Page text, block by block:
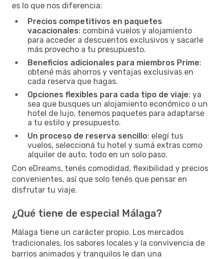
es lo que nos diferencia:
Precios competitivos en paquetes
vacacionales: combiná vuelos y alojamiento
para acceder a descuentos exclusivos y sacarle
más provecho a tu presupuesto.
Beneficios adicionales para miembros Prime:
obtené más ahorros y ventajas exclusivas en
cada reserva que hagas.
Opciones flexibles para cada tipo de viaje: ya
sea que busques un alojamiento económico o un
hotel de lujo, tenemos paquetes para adaptarse
a tu estilo y presupuesto.
Un proceso de reserva sencillo: elegí tus
vuelos, seleccioná tu hotel y sumá extras como
alquiler de auto, todo en un solo paso.
Con eDreams, tenés comodidad, flexibilidad y precios
convenientes, así que solo tenés que pensar en
disfrutar tu viaje.
¿Qué tiene de especial Málaga?
Málaga tiene un carácter propio. Los mercados
tradicionales, los sabores locales y la convivencia de
barrios animados y tranquilos le dan una